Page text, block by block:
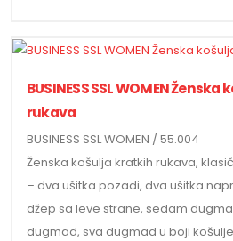
BUSINESS SSL WOMEN
rukava
BUSINESS SSL WOMEN / 55.004
Ženska košulja kratkih rukava,
– dva ušitka pozadi, dva ušitka
džep sa leve strane, sedam
dugmad, sva dugmad u boji